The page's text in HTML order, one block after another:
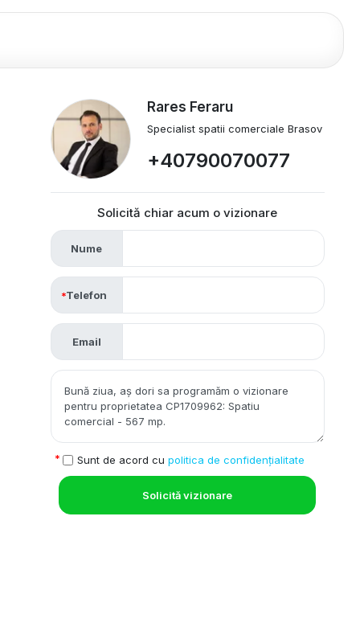
Rares Feraru
Specialist spatii comerciale Brasov
+40790070077
Solicită chiar acum o vizionare
Nume
Telefon
Email
Sunt de acord cu politica de confidențialitate
Solicită vizionare